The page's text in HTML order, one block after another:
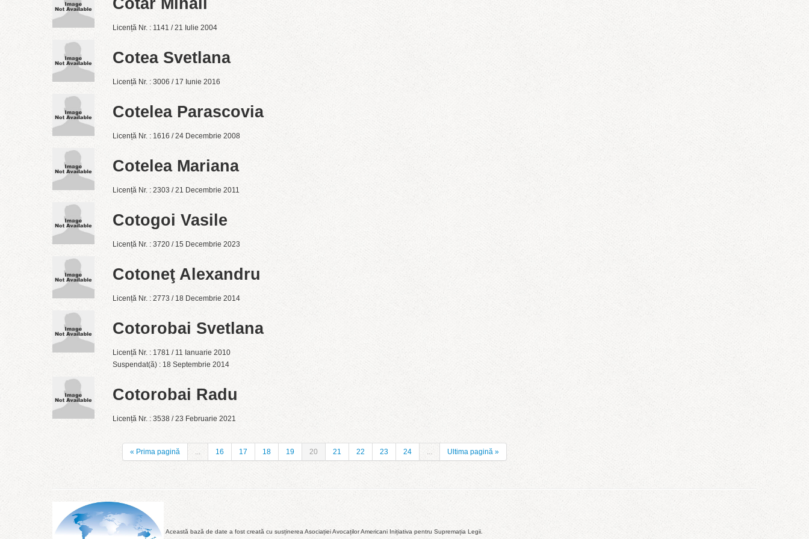
Cotar Mihail
Licență Nr. : 1141 / 21 Iulie 2004
Cotea Svetlana
Licență Nr. : 3006 / 17 Iunie 2016
Cotelea Parascovia
Licență Nr. : 1616 / 24 Decembrie 2008
Cotelea Mariana
Licență Nr. : 2303 / 21 Decembrie 2011
Cotogoi Vasile
Licență Nr. : 3720 / 15 Decembrie 2023
Cotoneţ Alexandru
Licență Nr. : 2773 / 18 Decembrie 2014
Cotorobai Svetlana
Licență Nr. : 1781 / 11 Ianuarie 2010
Suspendat(ă) : 18 Septembrie 2014
Cotorobai Radu
Licență Nr. : 3538 / 23 Februarie 2021
« Prima pagină ... 16 17 18 19 20 21 22 23 24 ... Ultima pagină »
Această bază de date a fost creată cu susținerea Asociației Avocaților Americani Inițiativa pentru Supremația Legii.